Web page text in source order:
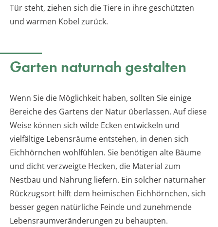
Tür steht, ziehen sich die Tiere in ihre geschützten
und warmen Kobel zurück.
Garten naturnah gestalten
Wenn Sie die Möglichkeit haben, sollten Sie einige
Bereiche des Gartens der Natur überlassen. Auf diese
Weise können sich wilde Ecken entwickeln und
vielfältige Lebensräume entstehen, in denen sich
Eichhörnchen wohlfühlen. Sie benötigen alte Bäume
und dicht verzweigte Hecken, die Material zum
Nestbau und Nahrung liefern. Ein solcher naturnaher
Rückzugsort hilft dem heimischen Eichhörnchen, sich
besser gegen natürliche Feinde und zunehmende
Lebensraumveränderungen zu behaupten.